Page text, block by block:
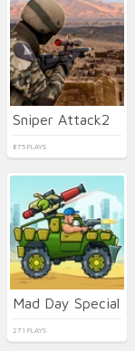
Sniper Attack2
875 PLAYS
Mad Day Special
271 PLAYS